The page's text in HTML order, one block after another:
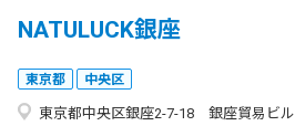
NATULUCK銀座
東京都 中央区
東京都中央区銀座2-7-18 銀座貿易ビル